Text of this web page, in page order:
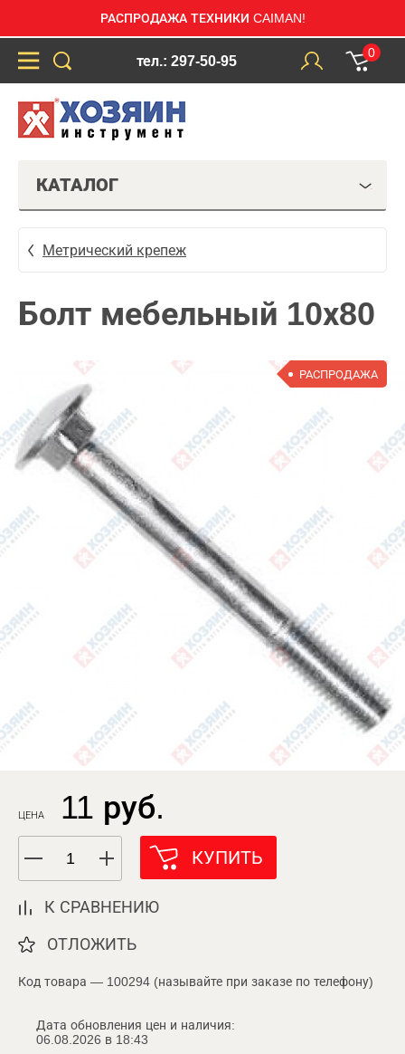
РАСПРОДАЖА ТЕХНИКИ CAIMAN!
тел.: 297-50-95
0
КАТАЛОГ
Метрический крепеж
Болт мебельный 10х80
РАСПРОДАЖА
ЦЕНА 11 руб.
КУПИТЬ
К СРАВНЕНИЮ
ОТЛОЖИТЬ
Код товара — 100294 (называйте при заказе по телефону)
Дата обновления цен и наличия:
06.08.2026 в 18:43